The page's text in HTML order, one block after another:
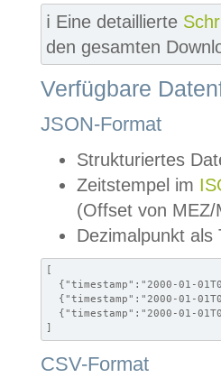
ℹ️ Eine detaillierte
den gesamten
Verfügbare
JSON-Format
Strukturiertes
Zeitstempel im
(Offset von MEZ/
Dezimalpunkt als
[
{"timestamp":"2000-01-
{"timestamp":"2000-01-
{"timestamp":"2000-01-
]
CSV-Format